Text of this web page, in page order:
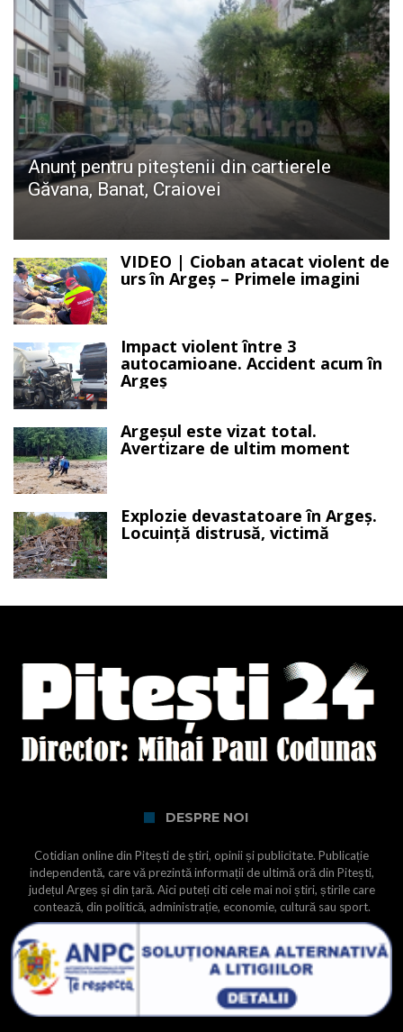
Anunț pentru piteștenii din cartierele
Găvana, Banat, Craiovei
VIDEO | Cioban atacat violent de
urs în Argeș – Primele imagini
Impact violent între 3
autocamioane. Accident acum în
Argeș
Argeșul este vizat total.
Avertizare de ultim moment
Explozie devastatoare în Argeș.
Locuință distrusă, victimă
DESPRE NOI
Cotidian online din Pitești de știri, opinii și publicitate. Publicație
independentă, care vă prezintă informații de ultimă oră din Pitești,
județul Argeș și din țară. Aici puteți citi cele mai noi știri, știrile care
contează, din politică, administrație, economie, cultură sau sport.